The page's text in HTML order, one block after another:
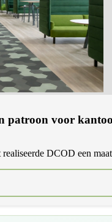
patroon voor
DCOD een